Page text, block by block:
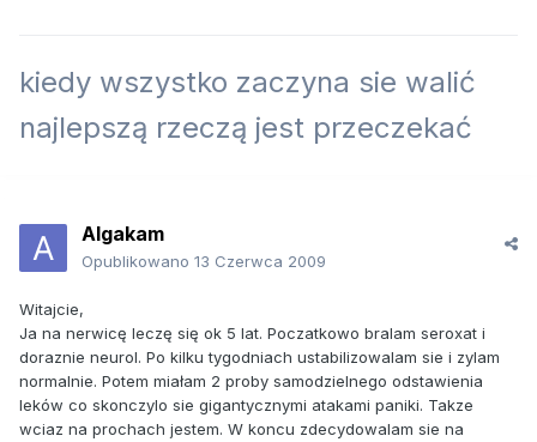
kiedy wszystko zaczyna sie walić
najlepszą rzeczą jest przeczekać
Algakam
Opublikowano 13 Czerwca 2009
Witajcie,
Ja na nerwicę leczę się ok 5 lat. Poczatkowo bralam seroxat i
doraznie neurol. Po kilku tygodniach ustabilizowalam sie i zylam
normalnie. Potem miałam 2 proby samodzielnego odstawienia
leków co skonczylo sie gigantycznymi atakami paniki. Takze
wciaz na prochach jestem. W koncu zdecydowalam sie na